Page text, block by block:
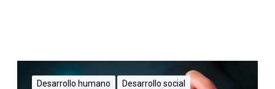
Desarrollo humano Desarrollo social